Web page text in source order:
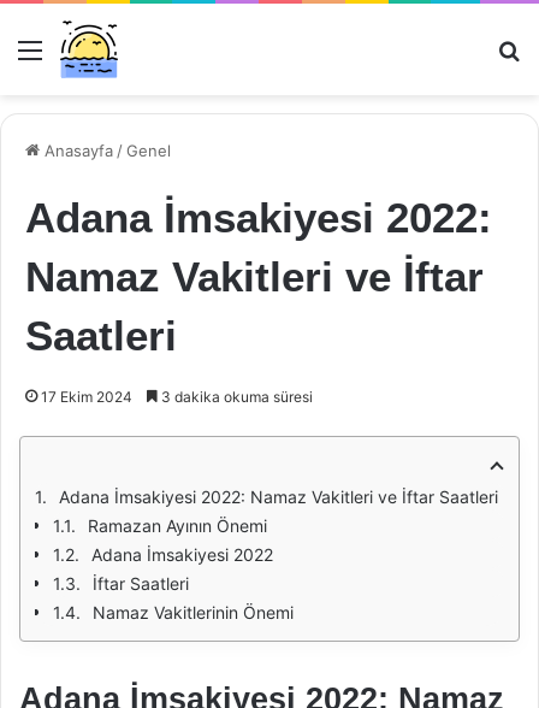
Menü
Anasayfa /Genel
Adana İmsakiyesi 2022:
Namaz Vakitleri ve İftar
Saatleri
17 Ekim 2024 3 dakika okuma süresi
Adana İmsakiyesi 2022: Namaz Vakitleri ve İftar Saatleri
Ramazan Ayının Önemi
Adana İmsakiyesi 2022
İftar Saatleri
Namaz Vakitlerinin Önemi
Adana İmsakiyesi 2022: Namaz